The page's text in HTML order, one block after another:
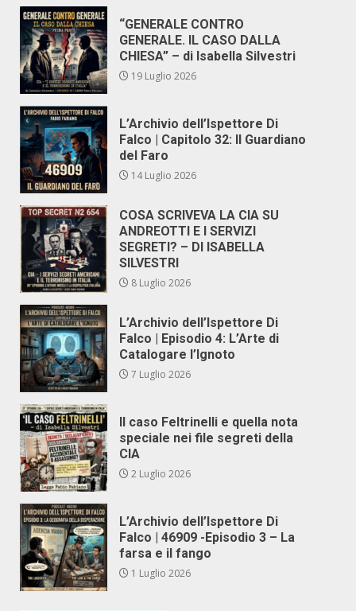
“GENERALE CONTRO
GENERALE. IL CASO DALLA
CHIESA” – di Isabella Silvestri
19 Luglio 2026
L’Archivio dell’Ispettore Di
Falco | Capitolo 32: Il Guardiano
del Faro
14 Luglio 2026
COSA SCRIVEVA LA CIA SU
ANDREOTTI E I SERVIZI
SEGRETI? – DI ISABELLA
SILVESTRI
8 Luglio 2026
L’Archivio dell’Ispettore Di
Falco | Episodio 4: L’Arte di
Catalogare l’Ignoto
7 Luglio 2026
Il caso Feltrinelli e quella nota
speciale nei file segreti della
CIA
2 Luglio 2026
L’Archivio dell’Ispettore Di
Falco | 46909 -Episodio 3 – La
farsa e il fango
1 Luglio 2026